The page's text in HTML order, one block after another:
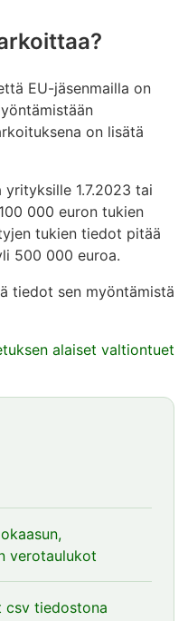
EU-jäsenmailla on
on lisätä
1.7.2023 tai
000 euron tukien
tukien tiedot pitää
500 000 euroa.
tiedot sen myöntämistä
alaiset valtiontuet
verotaulukot
csv tiedostona